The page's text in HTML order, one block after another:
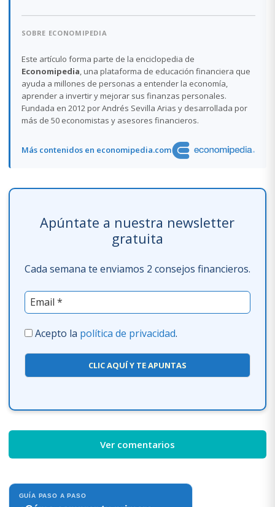
SOBRE ECONOMIPEDIA
Este artículo forma parte de la enciclopedia de
Economipedia, una plataforma de educación financiera que
ayuda a millones de personas a entender la economía,
aprender a invertir y mejorar sus finanzas personales.
Fundada en 2012 por Andrés Sevilla Arias y desarrollada por
más de 50 economistas y asesores financieros.
Más contenidos en economipedia.com
Apúntate a nuestra newsletter
gratuita
Cada semana te enviamos 2 consejos financieros.
Acepto la política de privacidad.
CLIC AQUÍ Y TE APUNTAS
Ver comentarios
GUÍA PASO A PASO